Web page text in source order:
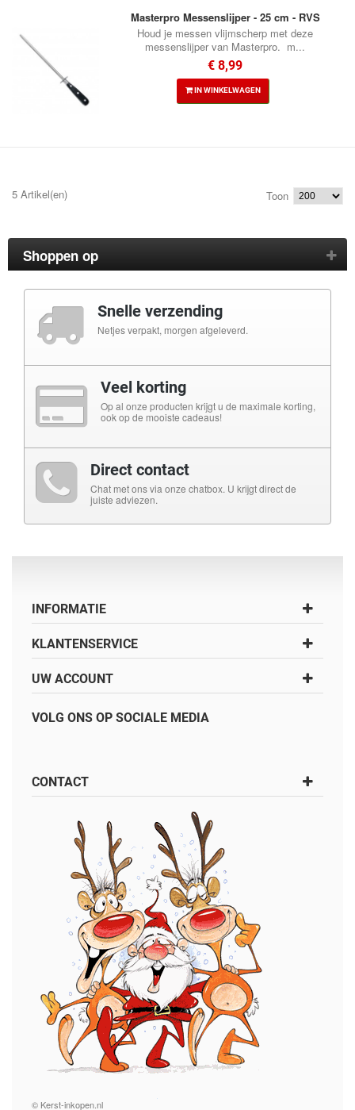
Masterpro Messenslijper - 25 cm - RVS
Houd je messen vlijmscherp met deze
messenslijper van Masterpro. m...
€ 8,99
IN WINKELWAGEN
5 Artikel(en) Toon
Shoppen op
Snelle verzending
Netjes verpakt, morgen afgeleverd.
Veel korting
Op al onze producten krijgt u de maximale korting,
ook op de mooiste cadeaus!
Direct contact
Chat met ons via onze chatbox. U krijgt direct de
juiste adviezen.
INFORMATIE
KLANTENSERVICE
UW ACCOUNT
VOLG ONS OP SOCIALE MEDIA
CONTACT
© Kerst-inkopen.nl